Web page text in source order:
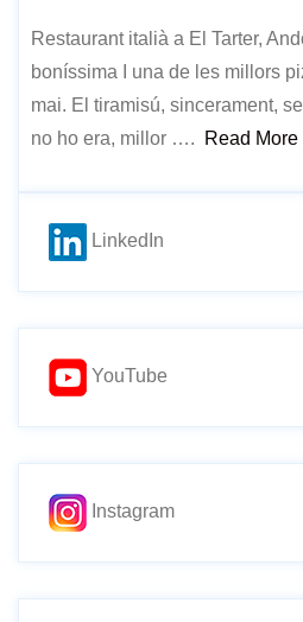
Restaurant italià a El Tarter,
boníssima I una de les millors
mai. El tiramisú, sincerament,
no ho era, millor ….
Read More
LinkedIn
YouTube
Instagram